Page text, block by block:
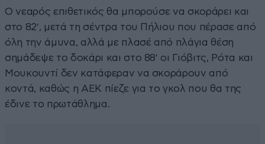
Ο νεαρός επιθετικός θα μπορούσε να σκοράρει και
στο 82′, μετά τη σέντρα του Πήλιου που πέρασε από
όλη την άμυνα, αλλά με πλασέ από πλάγια θέση
σημάδεψε το δοκάρι και στο 88′ οι Γιόβιτς, Ρότα και
Μουκουντί δεν κατάφεραν να σκοράρουν από
κοντά, καθώς η ΑΕΚ πίεζε για το γκολ που θα της
έδινε το πρωτάθλημα.